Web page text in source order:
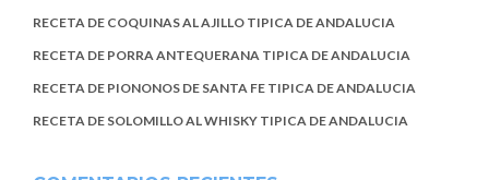
RECETA DE COQUINAS AL AJILLO TIPICA DE ANDALUCIA
RECETA DE PORRA ANTEQUERANA TIPICA DE ANDALUCIA
RECETA DE PIONONOS DE SANTA FE TIPICA DE ANDALUCIA
RECETA DE SOLOMILLO AL WHISKY TIPICA DE ANDALUCIA